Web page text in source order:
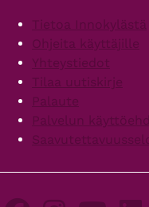
FooterTietoa Innokylästä
Ohjeita käyttäjille
Yhteystiedot
Tilaa uutiskirje
Palaute
Palvelun